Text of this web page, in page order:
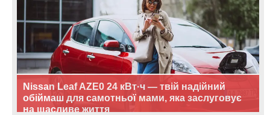
Nissan Leaf AZE0 24 кВт·ч — твій надійний
обіймаш для самотньої мами, яка заслуговує
на щасливе життя